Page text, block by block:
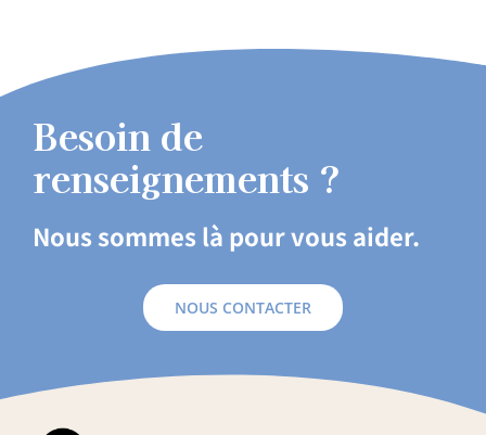
Besoin de
renseignements ?
Nous sommes là pour vous aider.
NOUS CONTACTER